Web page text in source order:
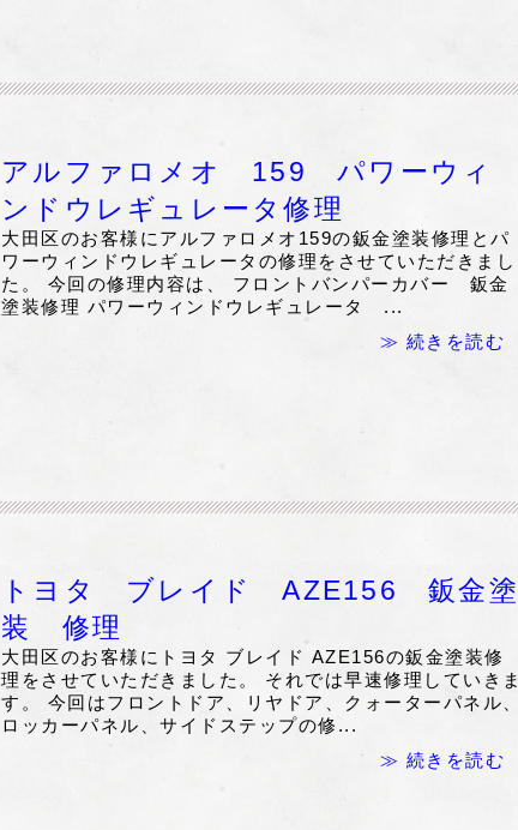
アルファロメオ 159 パワーウィ
ンドウレギュレータ修理
大田区のお客様にアルファロメオ159の鈑金塗装修理とパ
ワーウィンドウレギュレータの修理をさせていただきまし
た。 今回の修理内容は、 フロントバンパーカバー 鈑金
塗装修理 パワーウィンドウレギュレータ ...
≫ 続きを読む
トヨタ ブレイド AZE156 鈑金塗
装 修理
大田区のお客様にトヨタ ブレイド AZE156の鈑金塗装修
理をさせていただきました。 それでは早速修理していきま
す。 今回はフロントドア、リヤドア、クォーターパネル、
ロッカーパネル、サイドステップの修...
≫ 続きを読む